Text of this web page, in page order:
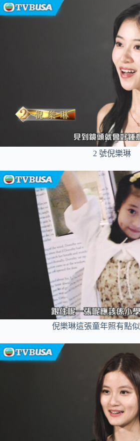
2 號倪樂琳
倪樂琳這張童年照有點